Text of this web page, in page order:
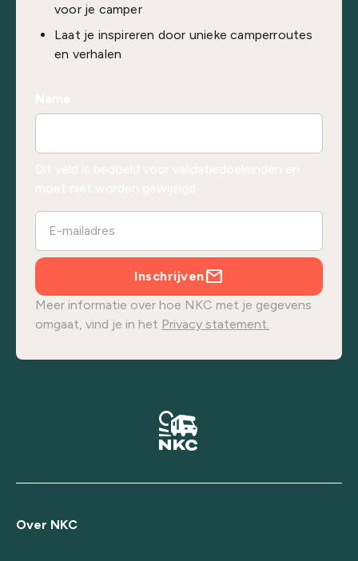
voor je camper
Laat je inspireren door unieke camperroutes
en verhalen
Inschrijven
Meer informatie over hoe NKC met je gegevens
omgaat, vind je in het Privacy statement.
Over NKC